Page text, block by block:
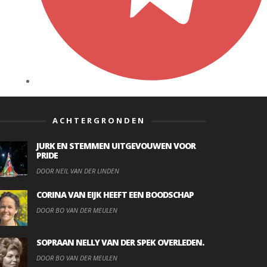
ACHTERGRONDEN
JURK EN STEMMEN UITGEVOUWEN VOOR
PRIDE
DOOR NEIL VAN DER LINDEN
CORINA VAN EIJK HEEFT EEN BOODSCHAP
DOOR BO VAN DER MEULEN
SOPRAAN NELLY VAN DER SPEK OVERLEDEN.
DOOR BO VAN DER MEULEN